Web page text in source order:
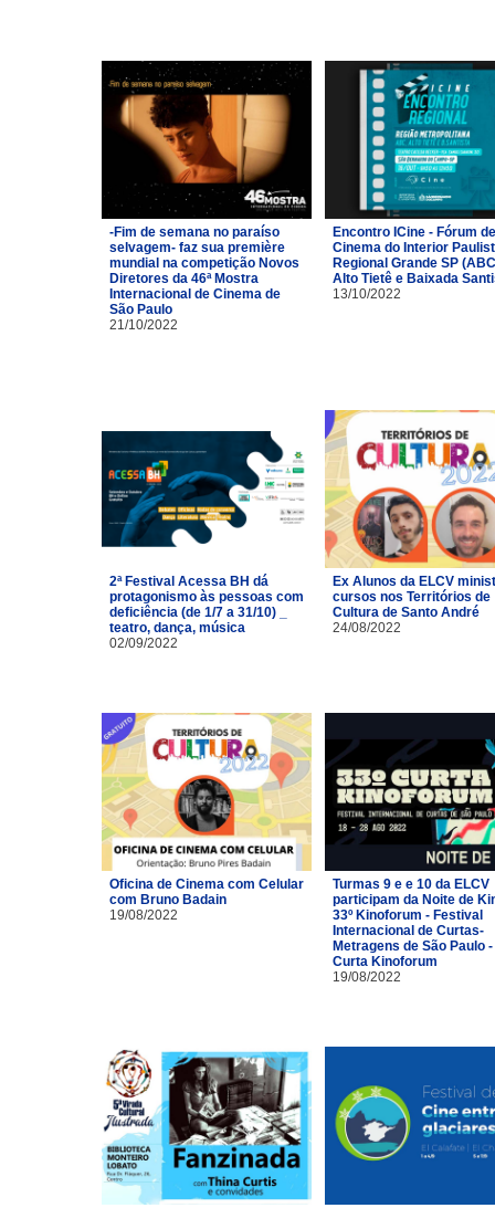
-Fim de semana no paraíso
selvagem- faz sua première
mundial na competição Novos
Diretores da 46ª Mostra
Internacional de Cinema de
São Paulo
21/10/2022
Encontro ICine - Fórum de
Cinema do Interior
Regional Grande SP
Alto Tietê e Baixada
13/10/2022
2ª Festival Acessa BH dá
protagonismo às pessoas com
deficiência (de 1/7 a 31/10) _
teatro, dança, música
02/09/2022
Ex Alunos da ELCV
cursos nos Territórios de
Cultura de Santo André
24/08/2022
Oficina de Cinema com Celular
com Bruno Badain
19/08/2022
Turmas 9 e e 10 da ELCV
participam da Noite de
33º Kinoforum - Festival
Internacional de Curtas-
Metragens de São Paulo -
Curta Kinoforum
19/08/2022